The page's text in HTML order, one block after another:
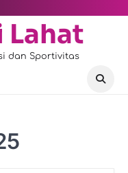
Lahat
dan Sportivitas